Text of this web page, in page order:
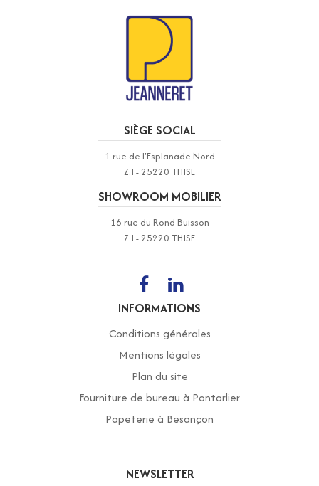
SIÈGE SOCIAL
1 rue de l'Esplanade Nord
Z.I - 25220 THISE
SHOWROOM MOBILIER
16 rue du Rond Buisson
Z.I - 25220 THISE
INFORMATIONS
Conditions générales
Mentions légales
Plan du site
Fourniture de bureau à Pontarlier
Papeterie à Besançon
NEWSLETTER